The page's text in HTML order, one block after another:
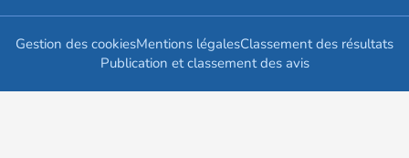
Gestion des cookiesMentions légalesClassement des résultats
Publication et classement des avis